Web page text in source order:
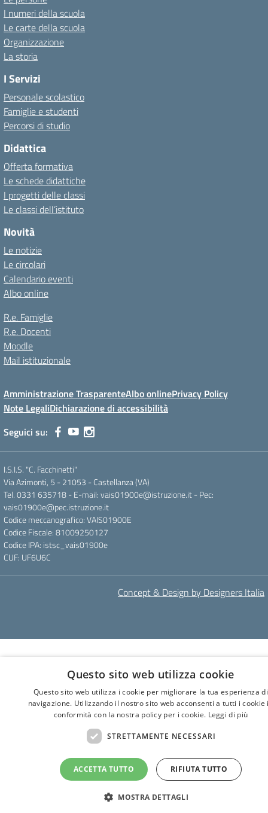
I numeri della scuola
Le carte della scuola
Organizzazione
La storia
I Servizi
Personale scolastico
Famiglie e studenti
Percorsi di studio
Didattica
Offerta formativa
Le schede didattiche
I progetti delle classi
Le classi dell’istituto
Novità
Le notizie
Le circolari
Calendario eventi
Albo online
R.e. Famiglie
R.e. Docenti
Moodle
Mail istituzionale
Amministrazione TrasparenteAlbo onlinePrivacy Policy
Note LegaliDichiarazione di accessibilità
Seguici su:
I.S.I.S. "C. Facchinetti"
Via Azimonti, 5 - 21053 - Castellanza (VA)
Tel. 0331 635718 - E-mail: vais01900e@istruzione.it - Pec:
vais01900e@pec.istruzione.it
Codice meccanografico: VAIS01900E
Codice Fiscale: 81009250127
Codice IPA: istsc_vais01900e
CUF: UF6U6C
Concept & Design by Designers Italia
Questo sito web utilizza cookie
Questo sito web utilizza i cookie per migliorare la tua esperienza di
navigazione. Utilizzando il nostro sito web acconsenti a tutti i cookie
conformità con la nostra policy per i cookie. Leggi di più
STRETTAMENTE NECESSARI
ACCETTA TUTTO RIFIUTA TUTTO
MOSTRA DETTAGLI